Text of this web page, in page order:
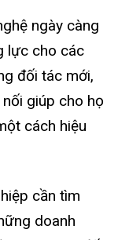
ngày càng
lực cho các
đối tác mới,
giúp cho họ
cách hiệu
cần tìm
doanh